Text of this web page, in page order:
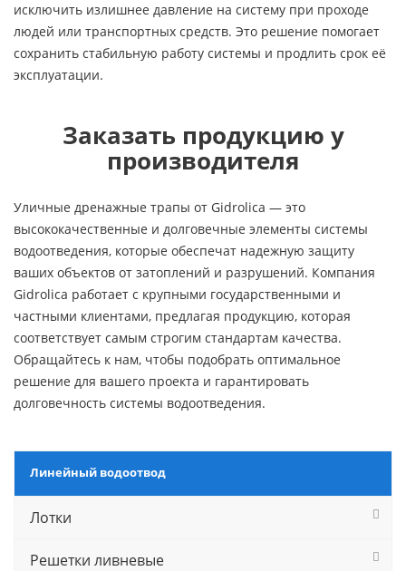
исключить излишнее давление на систему при проходе
людей или транспортных средств. Это решение помогает
сохранить стабильную работу системы и продлить срок её
эксплуатации.
Заказать продукцию у
производителя
Уличные дренажные трапы от Gidrolica — это
высококачественные и долговечные элементы системы
водоотведения, которые обеспечат надежную защиту
ваших объектов от затоплений и разрушений. Компания
Gidrolica работает с крупными государственными и
частными клиентами, предлагая продукцию, которая
соответствует самым строгим стандартам качества.
Обращайтесь к нам, чтобы подобрать оптимальное
решение для вашего проекта и гарантировать
долговечность системы водоотведения.
Линейный водоотвод
Лотки
Решетки ливневые